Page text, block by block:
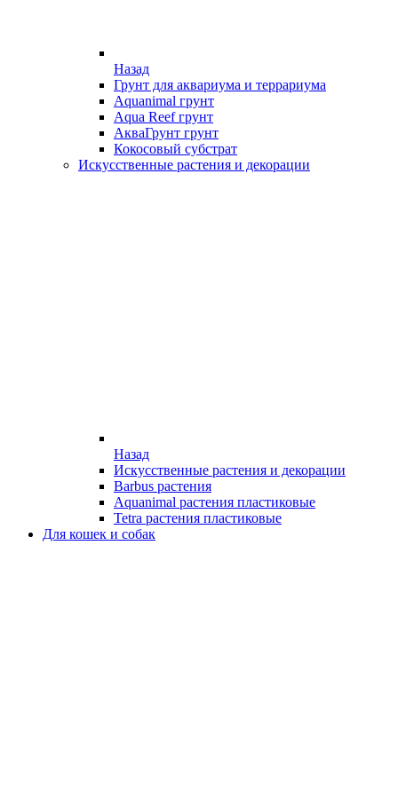
Назад
Грунт для аквариума и террариума
Aquanimal грунт
Aqua Reef грунт
АкваГрунт грунт
Кокосовый субстрат
Искусственные растения и декорации
Назад
Искусственные растения и декорации
Barbus растения
Aquanimal растения пластиковые
Tetra растения пластиковые
Для кошек и собак